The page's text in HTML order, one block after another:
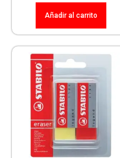
Añadir al carrito